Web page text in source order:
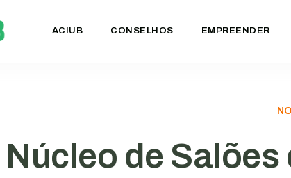
ACIUB CONSELHOS EMPREENDER
Núcleo de